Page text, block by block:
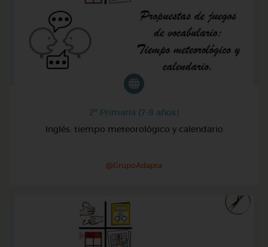
2º Primaria (7-8 años)
Inglés: tiempo meteorológico y calendario
@GrupoAdapta